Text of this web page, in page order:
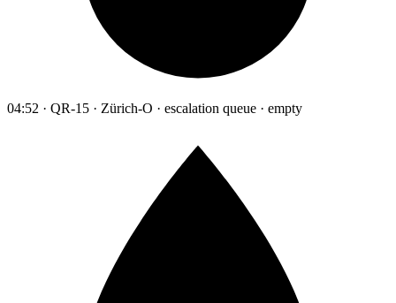
04:52 · QR-15 · Zürich-O · escalation queue · empty